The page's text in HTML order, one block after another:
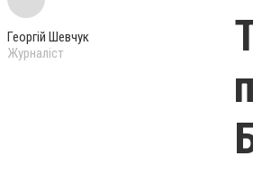
Георгій Шевчук
Журналіст